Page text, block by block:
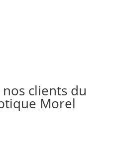
clients du
Morel